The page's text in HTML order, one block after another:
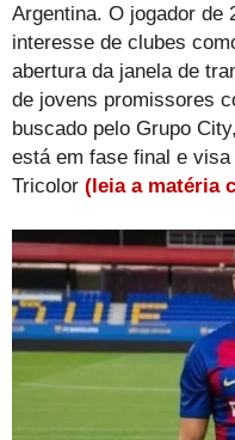
Argentina. O jogador de
interesse de clubes
abertura da janela de
de jovens promissores
buscado pelo Grupo
está em fase final e
Tricolor (leia a matéria